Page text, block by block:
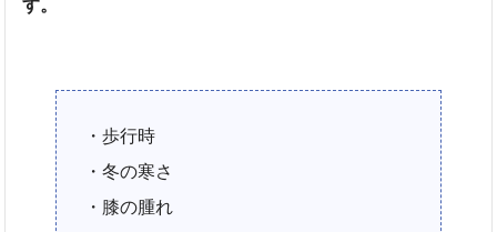
す。
・歩行時
・冬の寒さ
・膝の腫れ